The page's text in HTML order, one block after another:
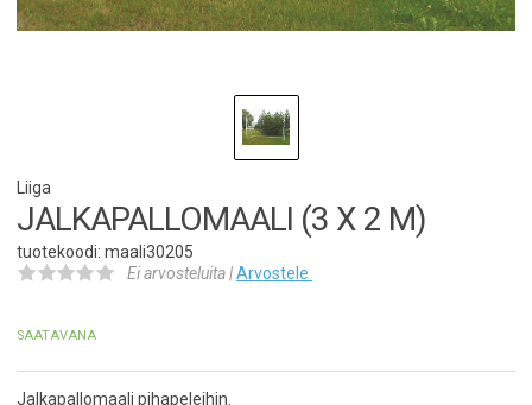
Liiga
JALKAPALLOMAALI (3 X 2 M)
tuotekoodi: maali30205
Ei arvosteluita |Arvostele
SAATAVANA
​​​​Jalkapallomaali pihapeleihin.